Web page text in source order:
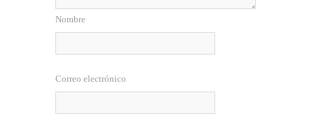
Nombre
Correo electrónico